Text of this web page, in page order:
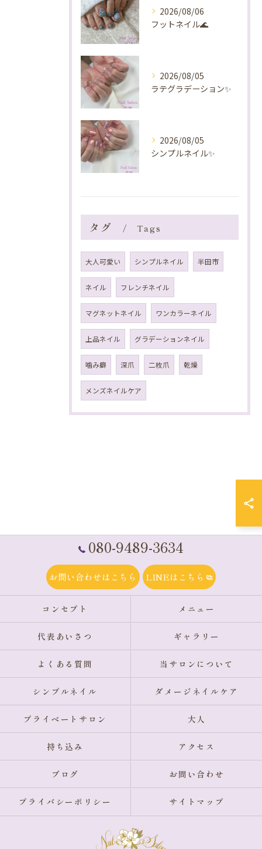
2026/08/06
フットネイル🌊
2026/08/05
ラテグラデーション✨️
2026/08/05
シンプルネイル✨️
タグ Tags
大人可愛い シンプルネイル 半田市
ネイル フレンチネイル
マグネットネイル ワンカラーネイル
上品ネイル グラデーションネイル
噛み癖 深爪 二枚爪 乾燥
メンズネイルケア
080-9489-3634
お問い合わせはこちら LINEはこちら
コンセプト メニュー
代表あいさつ ギャラリー
よくある質問 当サロンについて
シンプルネイル ダメージネイルケア
プライベートサロン 大人
持ち込み アクセス
ブログ お問い合わせ
プライバシーポリシー サイトマップ